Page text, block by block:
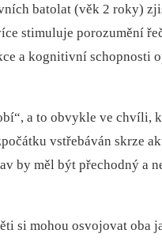
batolat (věk 2 roky)
stimuluje porozumění
a kognitivní schopnosti
a to obvykle ve chvíli,
vstřebáván skrze
by měl být přechodný a
si mohou osvojovat oba